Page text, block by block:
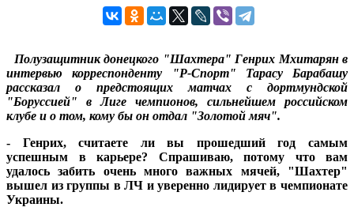
Полузащитник донецкого "Шахтера" Генрих Мхитарян в
интервью корреспонденту "Р-Спорт" Тарасу Барабашу
рассказал о предстоящих матчах с дортмундской
"Боруссией" в Лиге чемпионов, сильнейшем российском
клубе и о том, кому бы он отдал "Золотой мяч".
- Генрих, считаете ли вы прошедший год самым
успешным в карьере? Спрашиваю, потому что вам
удалось забить очень много важных мячей, "Шахтер"
вышел из группы в ЛЧ и уверенно лидирует в чемпионате
Украины.